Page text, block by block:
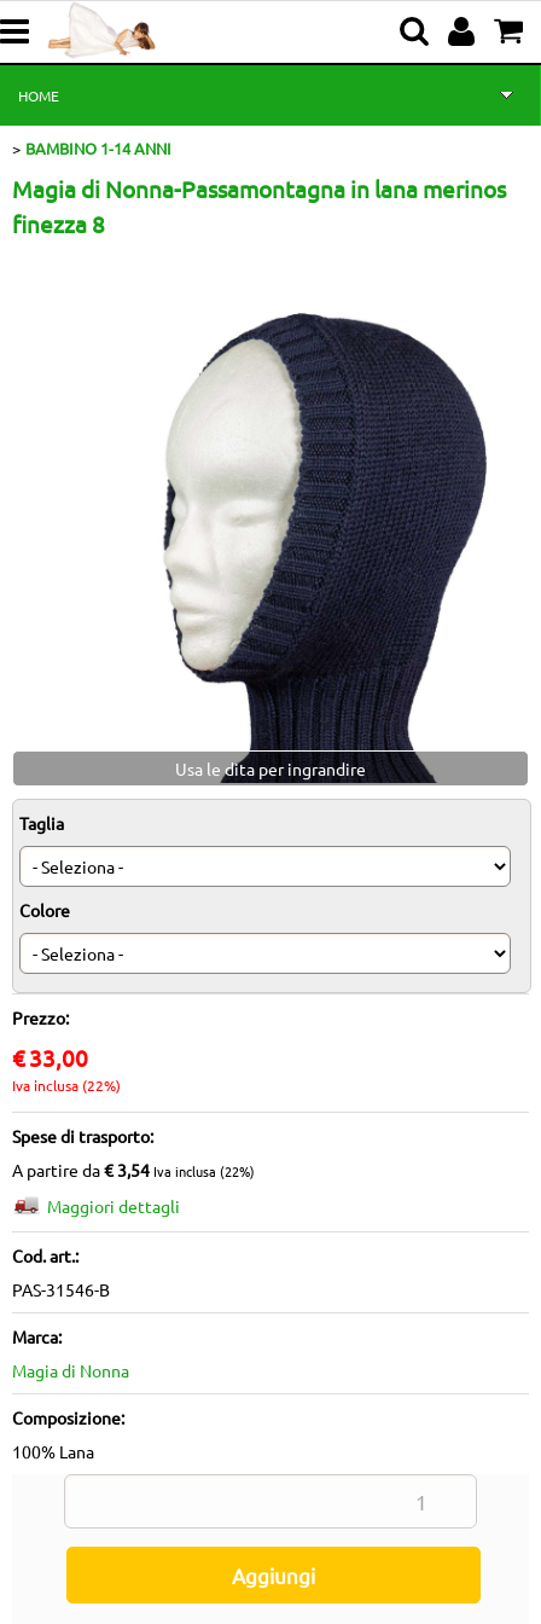
HOME
NEONATO 0-18 MESI
BAMBINO 1-14 ANNI
DOVE SIAMO/CONTATTI
COME EFFETTUARE L'ACQUISTO
BAMBINO 1-14 ANNI
Magia di Nonna-Passamontagna in lana merinos
finezza 8
Usa le dita per ingrandire
Taglia
Colore
Prezzo:
€33,00
Iva inclusa (22%)
Spese di trasporto:
A partire da€ 3,54 Iva inclusa (22%)
Maggiori dettagli
Cod. art.:
PAS-31546-B
Marca:
Magia di Nonna
Composizione:
100% Lana